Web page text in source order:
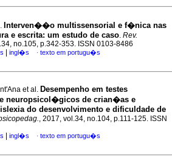
Interven��o multissensorial e f�nica nas
e escrita: um estudo de caso. Rev.
no.105, p.342-353. ISSN 0103-8486
ingl�s · texto em portugu�s
et al. Desempenho em testes
neuropsicol�gicos de crian�as e
do desenvolvimento e dificuldade de
, 2017, vol.34, no.104, p.111-125. ISSN
ingl�s · texto em portugu�s